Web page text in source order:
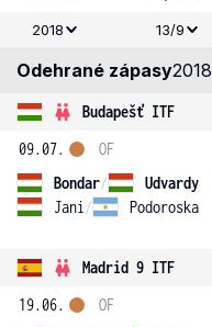
2018
13/9
Odehrané zápasy2018
Budapešť ITF
09.07.
Bondar/
Udvardy
Jani / Podoroska
OF
Madrid 9 ITF
19.06.
OF